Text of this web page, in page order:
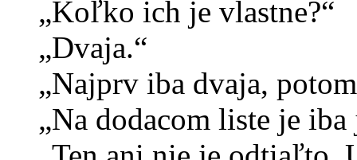
„Koľko ich je vlastne?“
„Dvaja.“
„Najprv iba dvaja,
„Na dodacom liste je